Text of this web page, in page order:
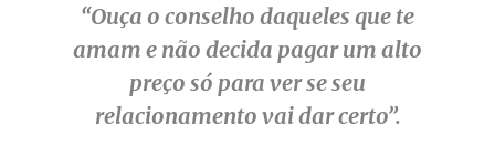
“Ouça o conselho daqueles que te
amam e não decida pagar um alto
preço só para ver se seu
relacionamento vai dar certo”.